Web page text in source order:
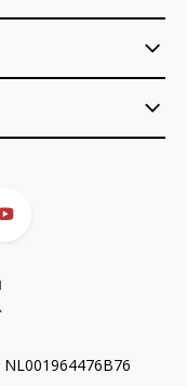
NL001964476B76